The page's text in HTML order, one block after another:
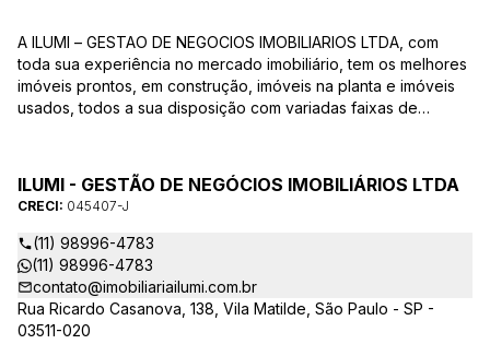
A ILUMI – GESTAO DE NEGOCIOS IMOBILIARIOS LTDA, com
toda sua experiência no mercado imobiliário, tem os melhores
imóveis prontos, em construção, imóveis na planta e imóveis
usados, todos a sua disposição com variadas faixas de
credenciados ao CRECI-EE – estarão sempre prontos para
responder-lhe todas as suas dúvidas sobre casas,
apartamentos, terrenos, salas comerciais e outros produtos
imobiliários.
ILUMI - GESTÃO DE NEGÓCIOS IMOBILIÁRIOS LTDA
CRECI: 045407-J
(11) 98996-4783
(11) 98996-4783
contato@imobiliariailumi.com.br
Rua Ricardo Casanova, 138, Vila Matilde, São Paulo - SP -
03511-020